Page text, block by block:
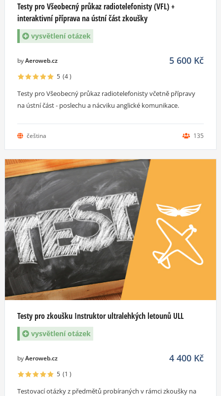
Testy pro Všeobecný průkaz radiotelefonisty (VFL) +
interaktivní příprava na ústní část zkoušky
vysvětlení otázek
byAeroweb.cz 5 600 Kč
5 (4)
Testy pro Všeobecný průkaz radiotelefonisty včetně přípravy
na ústní část - poslechu a nácviku anglické komunikace.
čeština 135
Testy pro zkoušku Instruktor ultralehkých letounů ULL
vysvětlení otázek
byAeroweb.cz 4 400 Kč
5 (1 )
Testovací otázky z předmětů probíraných v rámci zkoušky na